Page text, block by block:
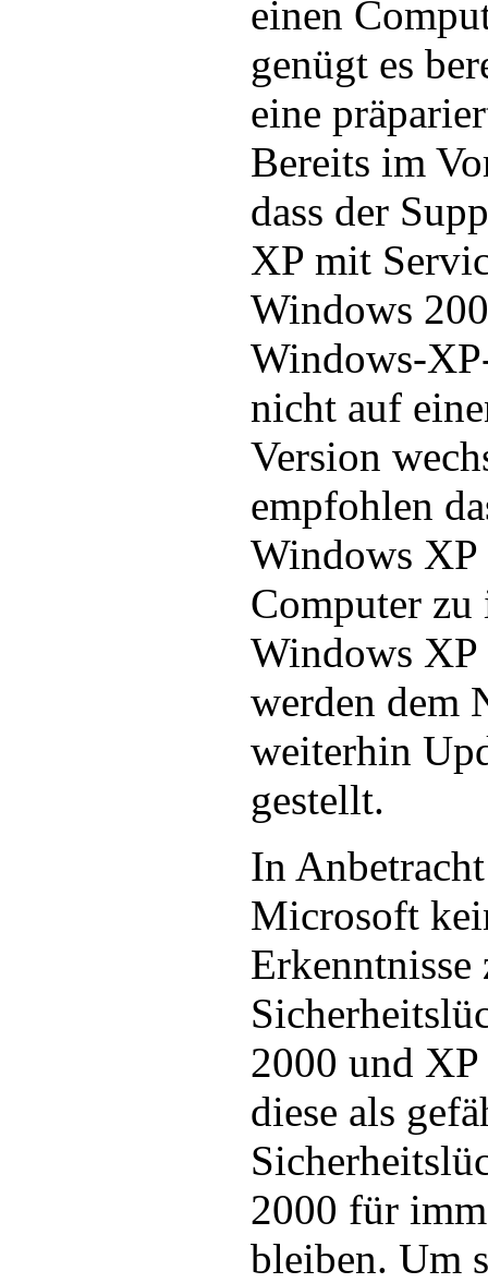
einen
genügt es
eine
Bereits im
dass der
XP mit
Windows
Windows-
nicht auf
Version
empfohlen
Windows XP
Computer
Windows
werden dem
weiterhin
gestellt.
In Anbetracht
Microsoft
Erkenntnisse
2000 und
diese als
2000 für
bleiben. Um